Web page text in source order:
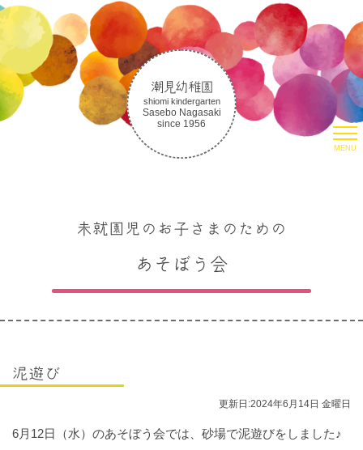
潮見幼稚園
shiomi kindergarten
Sasebo Nagasaki
since 1956
MENU
潮見幼稚園について
潮見幼稚園の教育
朝のお集まりについて
あそぼう会の情報
お問い合わせ
未就園児のお子さまのための
あそぼう会
泥遊び
更新日:2024年6月14日 金曜日
6月12日（水）のあそぼう会では、砂場で泥遊びをしました♪